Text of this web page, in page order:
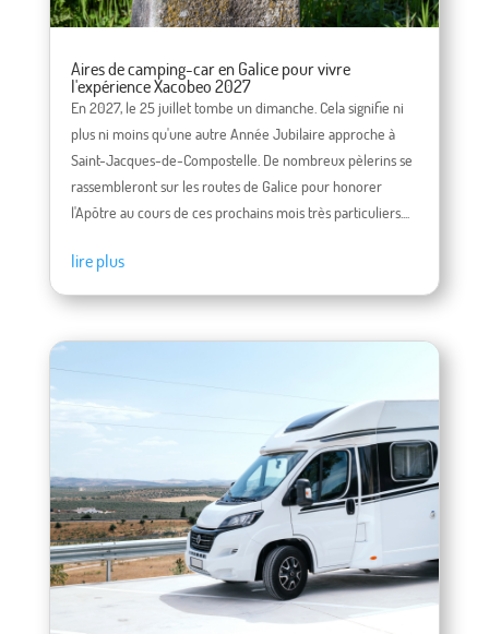
Aires de camping-car en Galice pour vivre
l'expérience Xacobeo 2027
En 2027, le 25 juillet tombe un dimanche. Cela signifie ni
plus ni moins qu'une autre Année Jubilaire approche à
Saint-Jacques-de-Compostelle. De nombreux pèlerins se
rassembleront sur les routes de Galice pour honorer
l'Apôtre au cours de ces prochains mois très particuliers....
lire plus